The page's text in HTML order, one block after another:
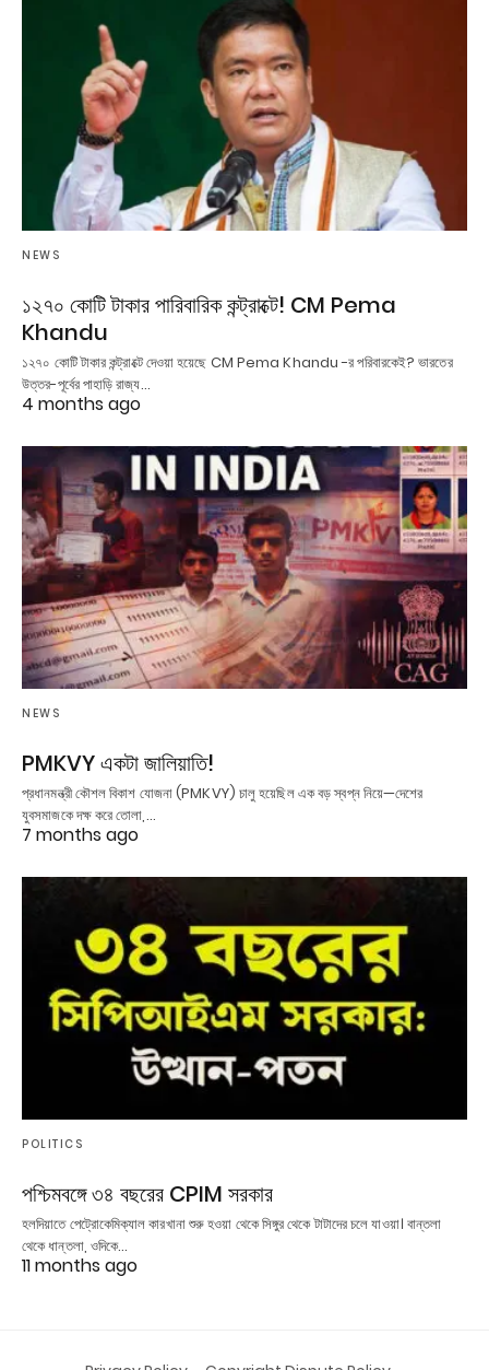
NEWS
১২৭০ কোটি টাকার পারিবারিক কন্ট্রাক্টে! CM Pema
Khandu
১২৭০ কোটি টাকার কন্ট্রাক্টে দেওয়া হয়েছে CM Pema Khandu -র পরিবারকেই? ভারতের
উত্তর-পূর্বের পাহাড়ি রাজ্য…
4 months ago
NEWS
PMKVY একটা জালিয়াতি!
প্রধানমন্ত্রী কৌশল বিকাশ যোজনা (PMKVY) চালু হয়েছিল এক বড় স্বপ্ন নিয়ে—দেশের
যুবসমাজকে দক্ষ করে তোলা,…
7 months ago
POLITICS
পশ্চিমবঙ্গে ৩৪ বছরের CPIM সরকার
হলদিয়াতে পেট্রোকেমিক্যাল কারখানা শুরু হওয়া থেকে সিঙ্গুর থেকে টাটাদের চলে যাওয়া। বান্তলা
থেকে ধান্তলা, ওদিকে…
11 months ago